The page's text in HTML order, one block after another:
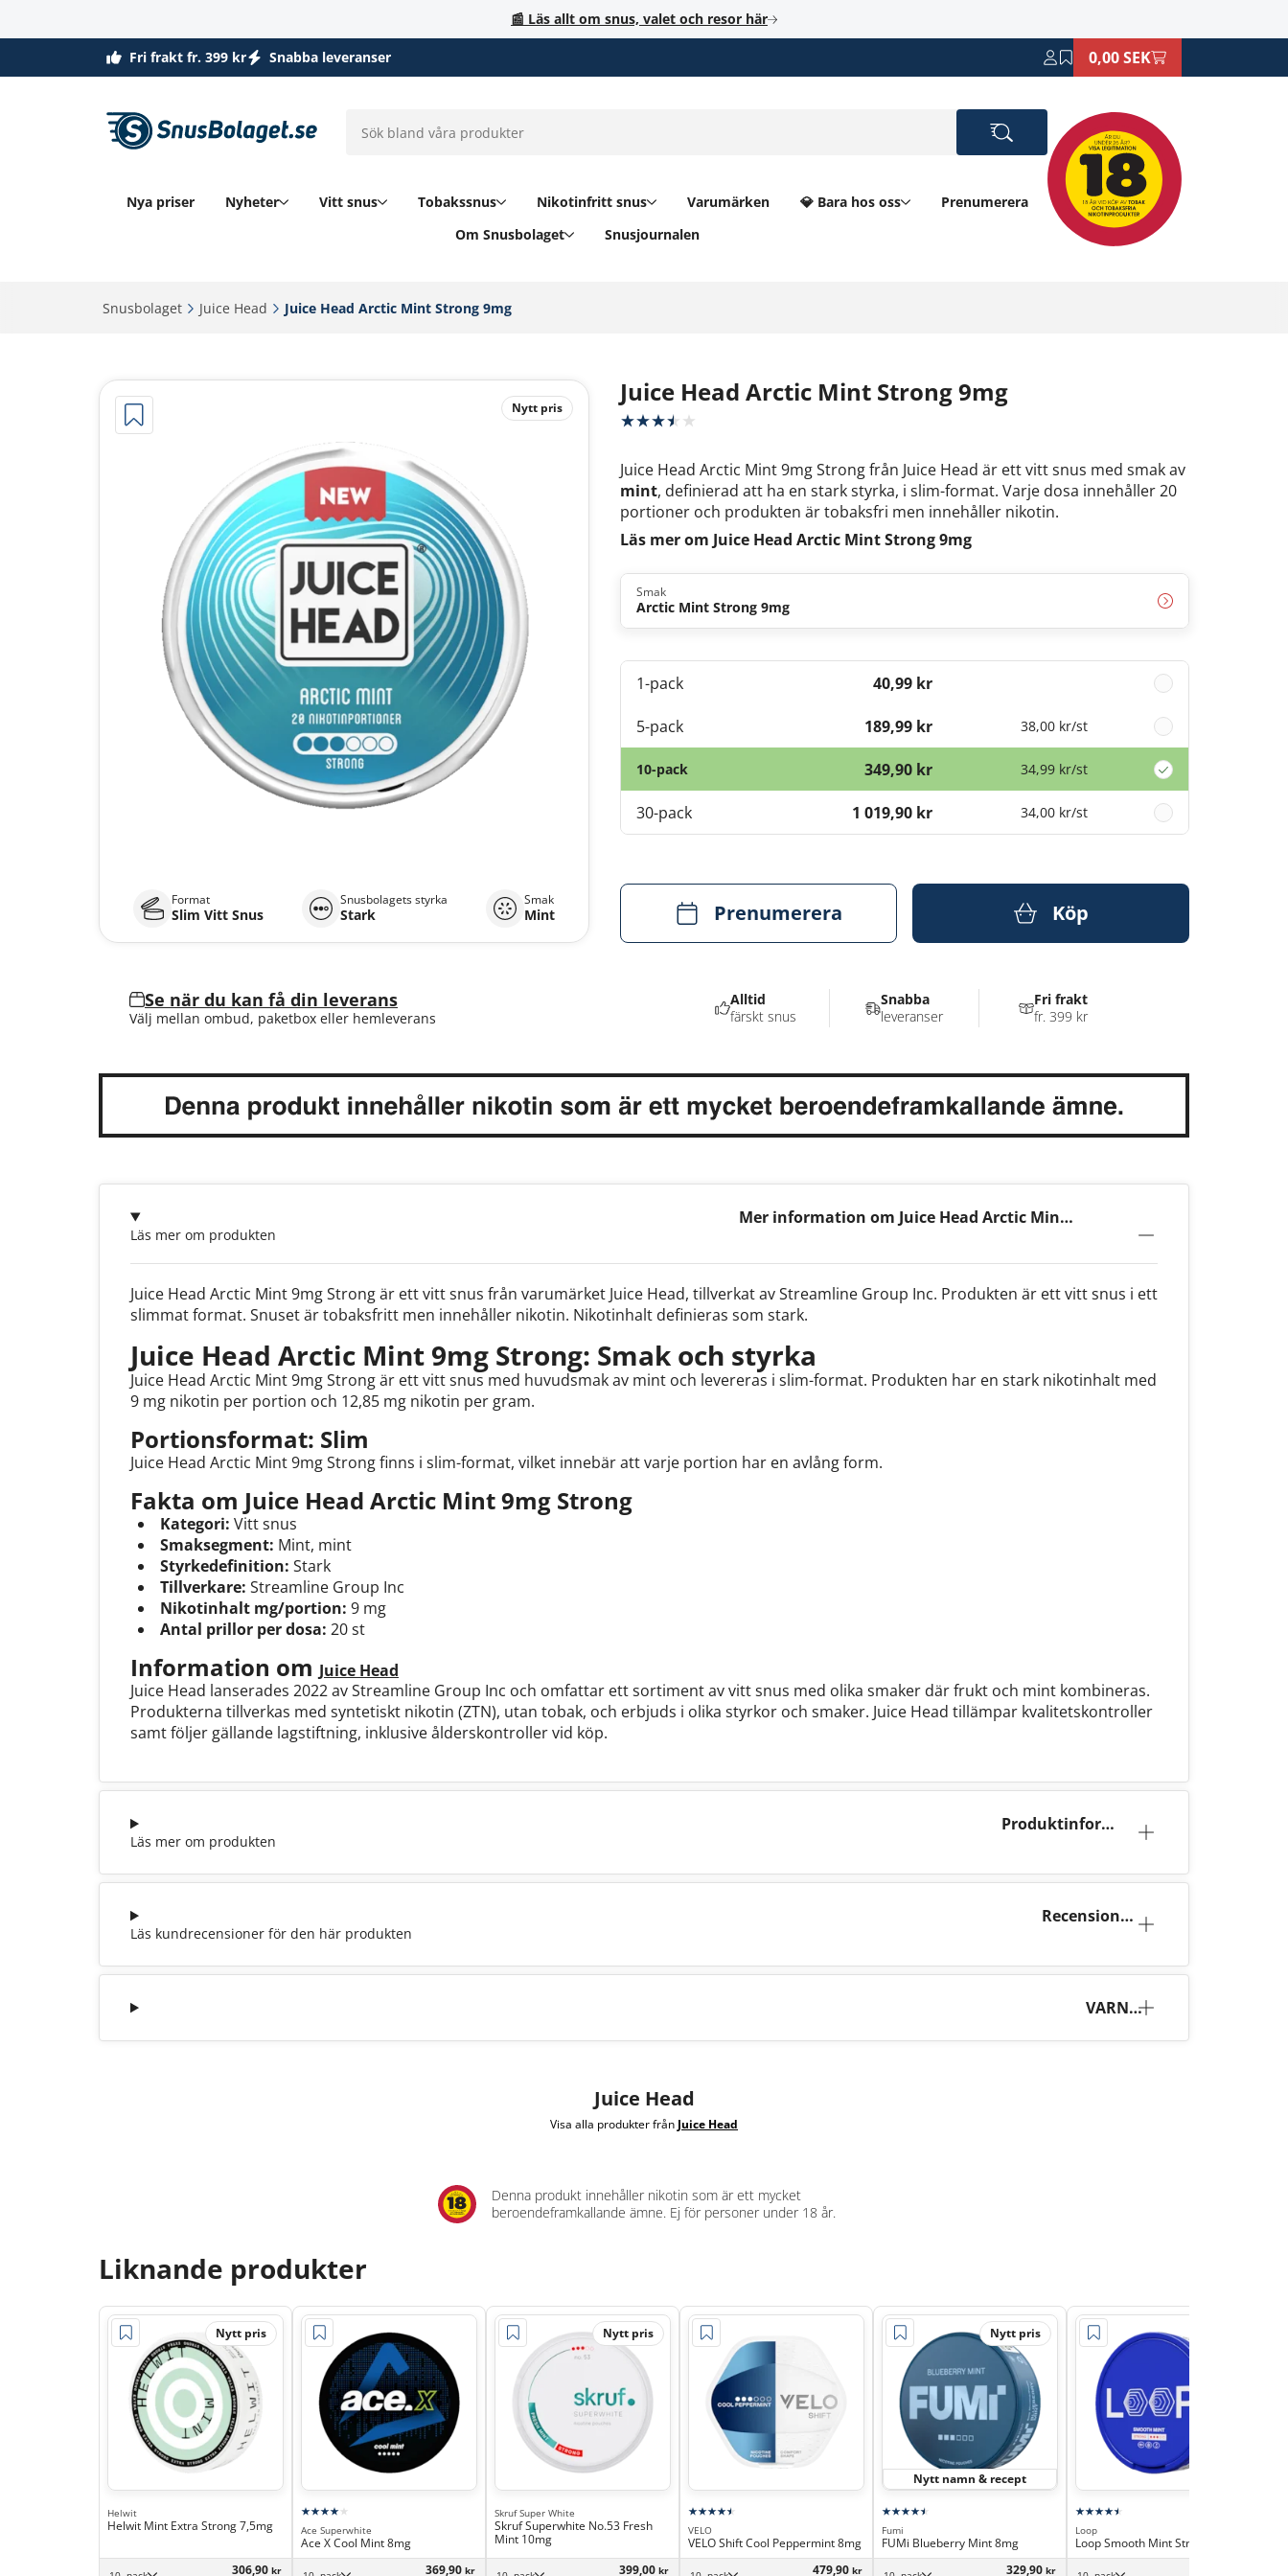
📰 Läs allt om snus, valet och resor här
Fri frakt fr. 399 kr Snabba leveranser 0,00 SEK
Nya priser Nyheter Vitt snus Tobakssnus Nikotinfritt snus Varumärken 💎 Bara hos oss
Prenumerera
Om Snusbolaget
Snusjournalen
Snusbolaget‎ Juice Head‎ Juice Head Arctic Mint Strong 9mg‎
Nytt pris
Juice Head Arctic Mint Strong 9mg
Juice Head Arctic Mint 9mg Strong från Juice Head är ett vitt snus med smak av
mint, definierad att ha en stark styrka, i slim-format. Varje dosa innehåller 20
portioner och produkten är tobaksfri men innehåller nikotin.
Läs mer om Juice Head Arctic Mint Strong 9mg
Format
Slim Vitt Snus
Snusbolagets styrka
Stark
Smak
Mint
Smak
Arctic Mint Strong 9mg
1-pack 40,99 kr
5-pack 189,99 kr 38,00 kr/st
10-pack 349,90 kr 34,99 kr/st
30-pack 1 019,90 kr 34,00 kr/st
Prenumerera Köp
Se när du kan få din leverans
Välj mellan ombud, paketbox eller hemleverans
Mer information om Juice Head Arctic Mint
Läs mer om produkten
Juice Head Arctic Mint 9mg Strong är ett vitt snus från varumärket Juice Head, tillverkat av Streamline Group Inc. Produkten är ett vitt snus i ett
slimmat format. Snuset är tobaksfritt men innehåller nikotin. Nikotinhalt definieras som stark.
Juice Head Arctic Mint 9mg Strong: Smak och styrka
Juice Head Arctic Mint 9mg Strong är ett vitt snus med huvudsmak av mint och levereras i slim-format. Produkten har en stark nikotinhalt med
9 mg nikotin per portion och 12,85 mg nikotin per gram.
Portionsformat: Slim
Juice Head Arctic Mint 9mg Strong finns i slim-format, vilket innebär att varje portion har en avlång form.
Fakta om Juice Head Arctic Mint 9mg Strong
Kategori: Vitt snus
Smaksegment: Mint, mint
Styrkedefinition: Stark
Tillverkare: Streamline Group Inc
Nikotinhalt mg/portion: 9 mg
Antal prillor per dosa: 20 st
Information om Juice Head
Juice Head lanserades 2022 av Streamline Group Inc och omfattar ett sortiment av vitt snus med olika smaker där frukt och mint kombineras.
Produkterna tillverkas med syntetiskt nikotin (ZTN), utan tobak, och erbjuds i olika styrkor och smaker. Juice Head tillämpar kvalitetskontroller
samt följer gällande lagstiftning, inklusive ålderskontroller vid köp.
Produktinforma
Läs mer om produkten
Recensione
Läs kundrecensioner för den här produkten
VARNI
Juice Head
Visa alla produkter från Juice Head
Alltid
färskt snus
Snabba
leveranser
Fri frakt
fr. 399 kr
Denna produkt innehåller nikotin som är ett mycket
beroendeframkallande ämne. Ej för personer under 18 år.
Liknande produkter
Nytt pris
Helwit
Helwit Mint Extra Strong 7,5mg
306,90 kr
Ace Superwhite
Ace X Cool Mint 8mg
369,90 kr
Nytt pris
Skruf Super White
Skruf Superwhite No.53 Fresh
Mint 10mg
399,00 kr
VELO
VELO Shift Cool Peppermint 8mg
479,90 kr
Nytt pris
Nytt namn & recept
Fumi
FUMi Blueberry Mint 8mg
329,90 kr
Loop
Loop Smooth Mint Strong